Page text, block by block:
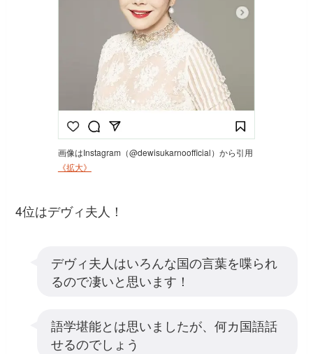
画像はInstagram（@dewisukarnoofficial）から引用
《拡大》
4位はデヴィ夫人！
デヴィ夫人はいろんな国の言葉を喋られ
るので凄いと思います！
語学堪能とは思いましたが、何カ国語話
せるのでしょう